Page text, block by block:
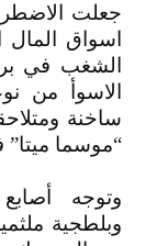
جعلت
اسواق المال
الشغب في
الاسوأ من
ساخنة
“موسما
وتوجه
وبلطجية